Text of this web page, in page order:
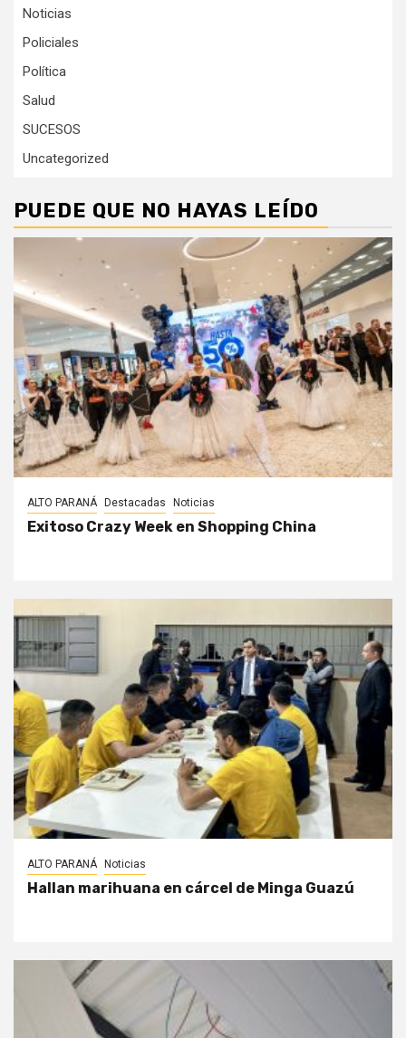
Noticias
Policiales
Política
Salud
SUCESOS
Uncategorized
PUEDE QUE NO HAYAS LEÍDO
ALTO PARANÁ Destacadas Noticias
Exitoso Crazy Week en Shopping China
ALTO PARANÁ Noticias
Hallan marihuana en cárcel de Minga Guazú